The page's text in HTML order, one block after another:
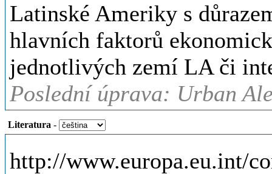
Latinské Ameriky s
hlavních faktorů
jednotlivých zemí LA či
Poslední úprava: Urban
Literatura -
http://www.europa.eu.int/